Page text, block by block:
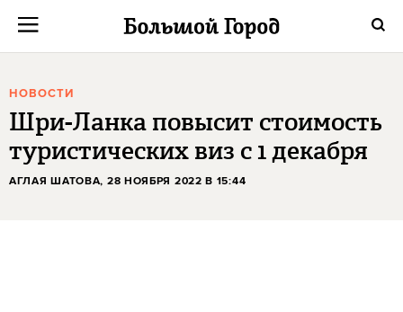
НОВОСТИ
Шри-Ланка повысит стоимость
туристических виз с 1 декабря
АГЛАЯ ШАТОВА, 28 НОЯБРЯ 2022 В 15:44